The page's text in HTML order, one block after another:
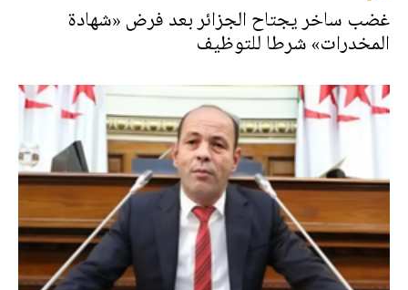
غضب ساخر يجتاح الجزائر بعد فرض «شهادة
المخدرات» شرطا للتوظيف